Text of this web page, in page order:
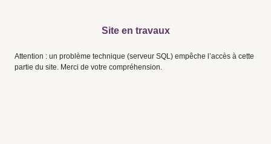
Site en travaux
Attention : un problème technique (serveur SQL) empêche l’accès à cette
partie du site. Merci de votre compréhension.